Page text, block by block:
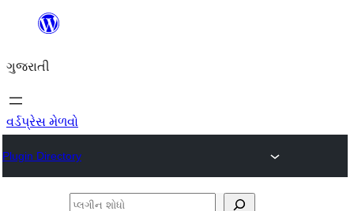
કંટેન્ટ(લખાણ)
જાઓ
ગુજરાતી
વર્ડપ્રેસ મેળવો
Plugin Directory
પ્લગીન